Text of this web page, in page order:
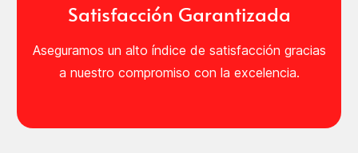
Satisfacción Garantizada
Aseguramos un alto índice de satisfacción gracias
a nuestro compromiso con la excelencia.